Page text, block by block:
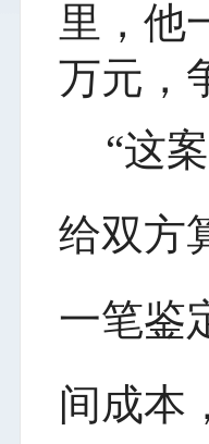
里，他
万元，
“这
给双方
一笔鉴
间成本